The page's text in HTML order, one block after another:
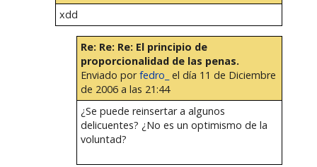
xdd
Re: Re: Re: El principio de
proporcionalidad de las penas.
Enviado porfedro_ el día 11 de Diciembre
de 2006 a las 21:44
¿Se puede reinsertar a algunos
delicuentes? ¿No es un optimismo de la
voluntad?